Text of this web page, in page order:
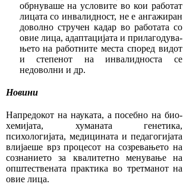
обрнуваше на условите во кои работат
лицата со инвалидност, не е ангажи­­ран
доволно стручен кадар во работата со
овие лица, адаптацијата и прилагодува­
ње­­то на работните места според видот
и сте­пенот на инвалидностасе
недоволни и др.
Новини
Напредокот на науката, а посебно на био­
хе­ми­ја­та, хуманата генетика,
психологијата, медици­на­та и педагогијата
влијаеше врз процесот на созревањето на
сознанието за квалитетно мену­вање на
општествената практика во третманот на
овие лица.